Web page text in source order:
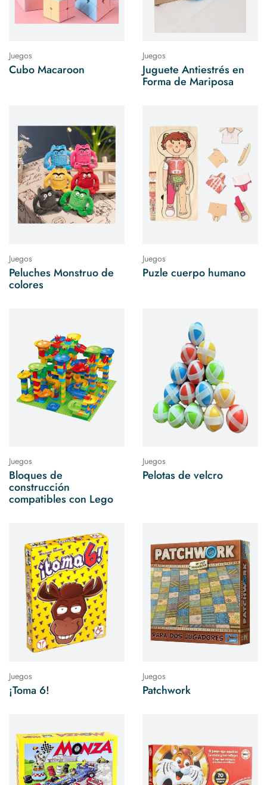
Juegos
Cubo Macaroon
Juegos
Juguete Antiestrés en
Forma de Mariposa
Juegos
Peluches Monstruo de
colores
Juegos
Puzle cuerpo humano
Juegos
Bloques de
construcción
compatibles con Lego
Juegos
Pelotas de velcro
Juegos
¡Toma 6!
Juegos
Patchwork